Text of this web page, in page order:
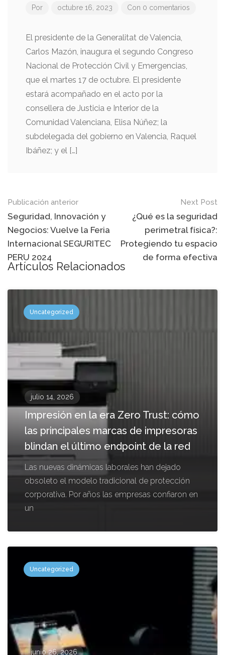
Por octubre 16, 2023 Con 0 comentarios
El presidente de la Generalitat de Valencia,
Carlos Mazón, inaugura el segundo Congreso
Nacional de Protección Civil y Emergencias,
que el martes 17 de octubre. El presidente
estará acompañado en el acto por la
consellera de Justicia e Interior de la
Comunidad Valenciana, Elisa Núñez; la
subdelegada del gobierno en Valencia, Raquel
Ibáñez; y el […]
Mensaje
de
navegación
Publicación anterior
Seguridad, Innovación y
Negocios: Vuelve la Feria
Internacional SEGURITEC
PERU 2024
Next Post
¿Qué es la seguridad
perimetral física?:
Protegiendo tu espacio
de forma efectiva
Artículos Relacionados
Uncategorized
julio 14, 2026
Impresión en la era Zero Trust: cómo
las principales marcas de impresoras
blindan el último endpoint de la red
Las nuevas dinámicas laborales han dejado
obsoleto el modelo tradicional de protección
corporativa. Por años las empresas confiaron en
un
Uncategorized
junio 26, 2026